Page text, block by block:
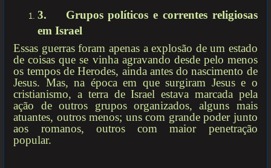
3. Grupos políticos e correntes religiosas
em Israel
Essas guerras foram apenas a explosão de um estado
de coisas que se vinha agravando desde pelo menos
os tempos de Herodes, ainda antes do nascimento de
Jesus. Mas, na época em que surgiram Jesus e o
cristianismo, a terra de Israel estava marcada pela
ação de outros grupos organizados, alguns mais
atuantes, outros menos; uns com grande poder junto
aos romanos, outros com maior penetração
popular.